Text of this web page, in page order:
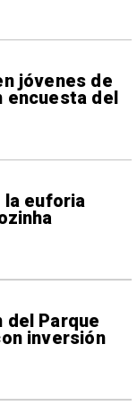
jóvenes de
encuesta del
la euforia
del Parque
inversión